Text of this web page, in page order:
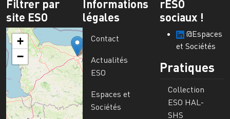
Filtrer par
site ESO
+
−
Informations
légales
Contact
Actualités
ESO
Espaces et
Sociétés
rESO
sociaux !
@Espaces
et Sociétés
Pratiques
Collection
ESO HAL-
SHS